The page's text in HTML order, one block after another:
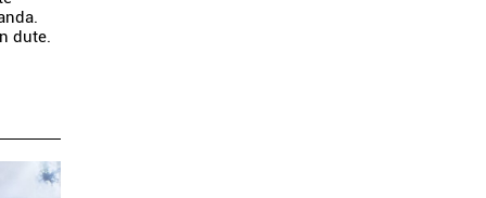
dute.